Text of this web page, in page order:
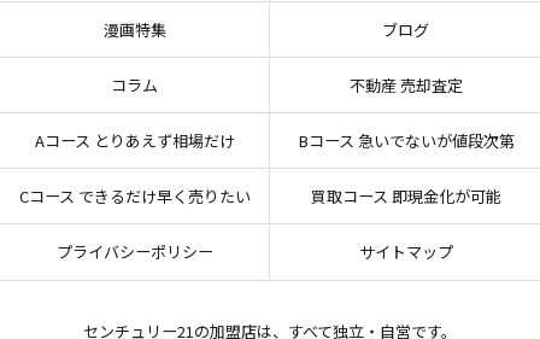
漫画特集 ブログ
コラム 不動産 売却査定
Aコース とりあえず相場だけ Bコース 急いでないが値段次第
Cコース できるだけ早く売りたい 買取コース 即現金化が可能
プライバシーポリシー サイトマップ
センチュリー21の加盟店は、すべて独立・自営です。